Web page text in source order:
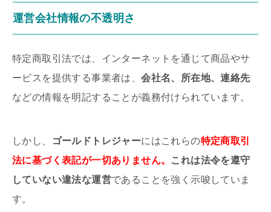
運営会社情報の不透明さ
特定商取引法では、インターネットを通じて商品やサ
ービスを提供する事業者は、会社名、所在地、連絡先
などの情報を明記することが義務付けられています。
しかし、 ゴールドトレジャーにはこれらの特定商取引
法に基づく表記が一切ありません。 これは法令を遵守
していない違法な運営であることを強く示唆していま
す。